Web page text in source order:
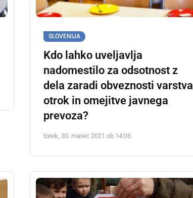
SLOVENIJA
Kdo lahko uveljavlja
nadomestilo za odsotnost z
dela zaradi obveznosti varstva
otrok in omejitve javnega
prevoza?
torek, 30. marec 2021 ob 14:05